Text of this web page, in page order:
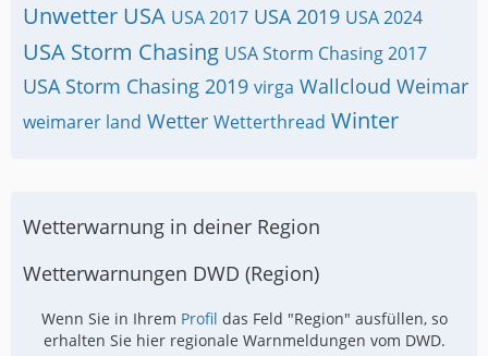
Unwetter USA USA 2017 USA 2019 USA 2024
USA Storm Chasing USA Storm Chasing 2017
USA Storm Chasing 2019 virga Wallcloud Weimar
weimarer land Wetter Wetterthread Winter
Wetterwarnung in deiner Region
Wetterwarnungen DWD (Region)
Wenn Sie in Ihrem Profil das Feld "Region" ausfüllen, so
erhalten Sie hier regionale Warnmeldungen vom DWD.